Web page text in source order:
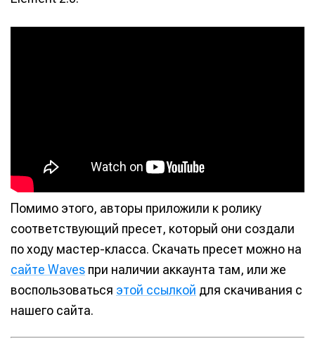
Помимо этого, авторы приложили к ролику
соответствующий пресет, который они создали
по ходу мастер-класса. Скачать пресет можно на
сайте Waves при наличии аккаунта там, или же
воспользоваться этой ссылкой для скачивания с
нашего сайта.